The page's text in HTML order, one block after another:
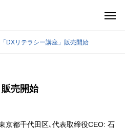
「DXリテラシー講座」販売開始
販売開始
京都千代田区､代表取締役CEO: 石